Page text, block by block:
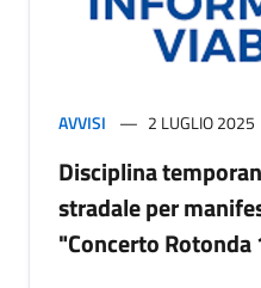
AVVISI 2 LUGLIO 2025
Disciplina
stradale per
"Concerto